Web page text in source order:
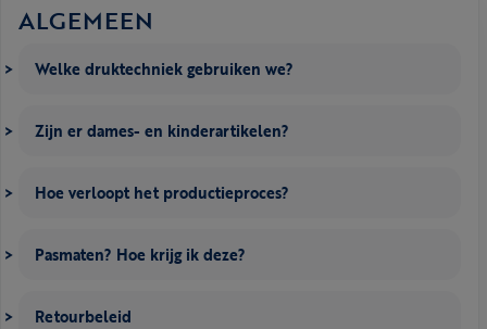
ALGEMEEN
Welke druktechniek gebruiken we?
Zijn er dames- en kinderartikelen?
Hoe verloopt het productieproces?
Pasmaten? Hoe krijg ik deze?
Retourbeleid